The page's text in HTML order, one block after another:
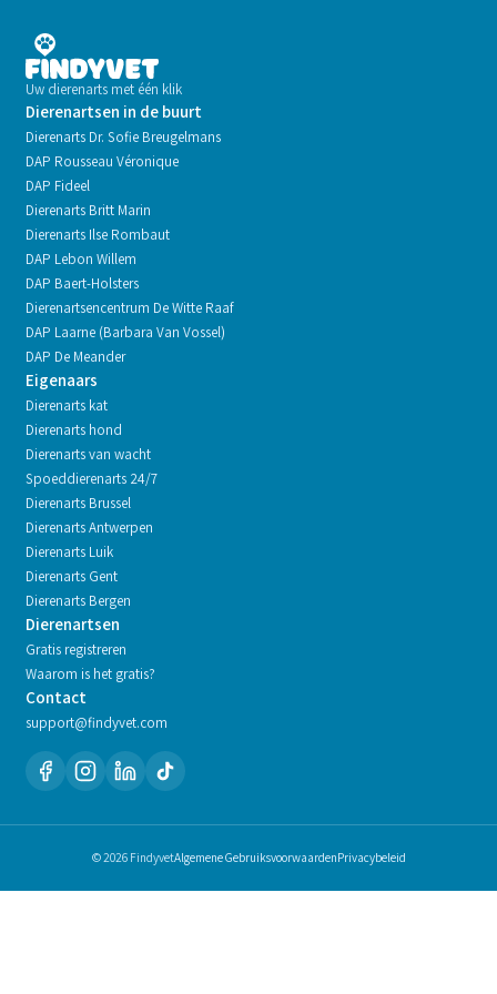
Uw dierenarts met één klik
Dierenartsen in de buurt
Dierenarts Dr. Sofie Breugelmans
DAP Rousseau Véronique
DAP Fideel
Dierenarts Britt Marin
Dierenarts Ilse Rombaut
DAP Lebon Willem
DAP Baert-Holsters
Dierenartsencentrum De Witte Raaf
DAP Laarne (Barbara Van Vossel)
DAP De Meander
Eigenaars
Dierenarts kat
Dierenarts hond
Dierenarts van wacht
Spoeddierenarts 24/7
Dierenarts Brussel
Dierenarts Antwerpen
Dierenarts Luik
Dierenarts Gent
Dierenarts Bergen
Dierenartsen
Gratis registreren
Waarom is het gratis?
Contact
support@findyvet.com
© 2026 FindyvetAlgemene GebruiksvoorwaardenPrivacybeleid